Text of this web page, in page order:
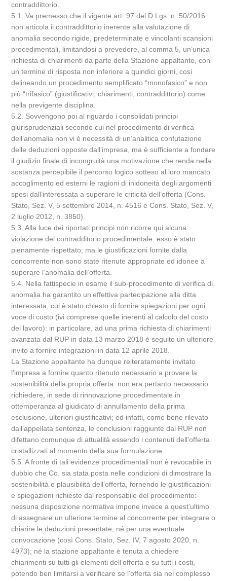
contraddittorio.
5.1. Va premesso che il vigente art. 97 del D.Lgs. n. 50/2016
non articola il contraddittorio inerente alla valutazione di
anomalia secondo rigide, predeterminate e vincolanti scansioni
procedimentali, limitandosi a prevedere, al comma 5, un’unica
richiesta di chiarimenti da parte della Stazione appaltante, con
un termine di risposta non inferiore a quindici giorni, così
delineando un procedimento semplificato “monofasico” e non
più “trifasico” (giustificativi, chiarimenti, contraddittorio) come
nella previgente disciplina.
5.2. Sovvengono poi al riguardo i consolidati principi
giurisprudenziali secondo cui nel procedimento di verifica
dell’anomalia non vi è necessità di un’analitica confutazione
delle deduzioni opposte dall’impresa, ma è sufficiente a fondare
il giudizio finale di incongruità una motivazione che renda nella
sostanza percepibile il percorso logico sotteso al loro mancato
accoglimento ed esterni le ragioni di inidoneità degli argomenti
spesi dall’interessata a superare le criticità dell’offerta (Cons.
Stato, Sez. V, 5 settembre 2014, n. 4516 e Cons. Stato, Sez. V,
2 luglio 2012, n. 3850).
5.3. Alla luce dei riportati principi non ricorre qui alcuna
violazione del contradditorio procedimentale: esso è stato
pienamente rispettato; ma le giustificazioni fornite dalla
concorrente non sono state ritenute appropriate ed idonee a
superare l’anomalia dell’offerta.
5.4. Nella fattispecie in esame il sub-procedimento di verifica di
anomalia ha garantito un’effettiva partecipazione alla ditta
interessata, cui è stato chiesto di fornire spiegazioni per ogni
voce di costo (ivi comprese quelle inerenti al calcolo del costo
del lavoro): in particolare, ad una prima richiesta di chiarimenti
avanzata dal RUP in data 13 marzo 2018 è seguito un ulteriore
invito a fornire integrazioni in data 12 aprile 2018.
La Stazione appaltante ha dunque reiteratamente invitato
l’impresa a fornire quanto ritenuto necessario a provare la
sostenibilità della propria offerta: non era pertanto necessario
richiedere, in sede di rinnovazione procedimentale in
ottemperanza al giudicato di annullamento della prima
esclusione, ulteriori giustificativi; ed infatti, come bene rilevato
dall’appellata sentenza, le conclusioni raggiunte dal RUP non
difettano comunque di attualità essendo i contenuti dell’offerta
cristallizzati al momento della sua formulazione.
5.5. A fronte di tali evidenze procedimentali non è revocabile in
dubbio che Co. sia stata posta nelle condizioni di dimostrare la
sostenibilità e plausibilità dell’offerta, fornendo le giustificazioni
e spiegazioni richieste dal responsabile del procedimento:
nessuna disposizione normativa impone invece a quest’ultimo
di assegnare un ulteriore termine al concorrente per integrare o
chiarire le deduzioni presentate, né per una eventuale
convocazione (così Cons. Stato, Sez. IV, 7 agosto 2020, n.
4973); né la stazione appaltante è tenuta a chiedere
chiarimenti su tutti gli elementi dell’offerta e su tutti i costi,
potendo ben limitarsi a verificare se l’offerta sia nel complesso